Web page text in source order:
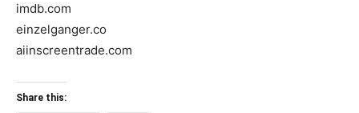
imdb.com
einzelganger.co
aiinscreentrade.com
Share this: